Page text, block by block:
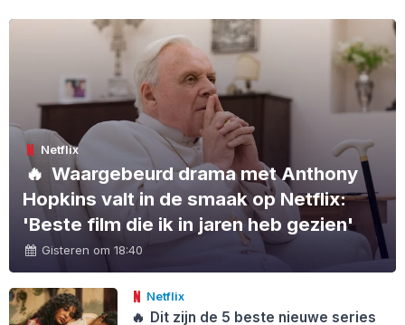
Netflix
🔥 Waargebeurd drama met Anthony
Hopkins valt in de smaak op Netflix:
'Beste film die ik in jaren heb gezien'
Gisteren om 18:40
Netflix
🔥 Dit zijn de 5 beste nieuwe series